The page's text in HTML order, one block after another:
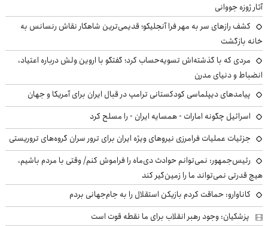
آثار ژوزه جووانی
کشف رازهای سر به مهر فرا آنجلیکو؛ قدیمی‌ترین شاهکار نقاش رنسانس به
خانه بازگشت
مردی که با گذشته‌اش تسویه‌حساب کرد؛ گفتگو با اروین ولش درباره اعتیاد،
انضباط و دنیای مدرن
پیامدهای دیپلماسی کودکستانی ترامپ در قبال ایران برای آمریکا و جهان
اسرائیل چگونه امارات - همسایه ایران - را مسلح کرد
جزئیات عملیات فرامرزی نیروهای ویژه ایران برای ترور سران گروه‌های تروریستی
رئیس‌جمهور: نمی‌توانم حوادث دی‌ماه را فراموش کنم/ وقتی با مردم باشیم،
هیچ قدرتی نمی‌تواند ما را زمین‌گیر کند
کاناوارو: حماقت کردم بازیکن استقلال را به جام‌جهانی بردم
پزشکیان: وجود رهبر انقلاب برای ما نقطه قوت است